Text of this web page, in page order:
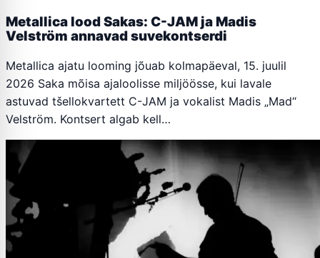
Metallica lood Sakas: C-JAM ja Madis
Velström annavad suvekontserdi
Metallica ajatu looming jõuab kolmapäeval, 15. juulil
2026 Saka mõisa ajaloolisse miljöösse, kui lavale
astuvad tšellokvartett C-JAM ja vokalist Madis „Mad“
Velström. Kontsert algab kell…